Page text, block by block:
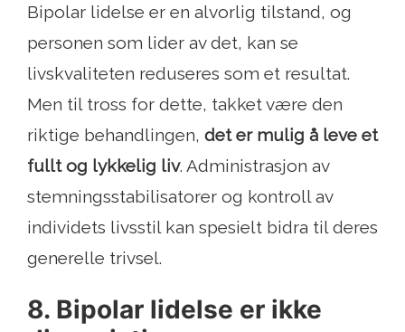
Bipolar lidelse er en alvorlig tilstand, og
personen som lider av det, kan se
livskvaliteten reduseres som et resultat.
Men til tross for dette, takket være den
riktige behandlingen, det er mulig å leve et
fullt og lykkelig liv. Administrasjon av
stemningsstabilisatorer og kontroll av
individets livsstil kan spesielt bidra til deres
generelle trivsel.
8. Bipolar lidelse er ikke